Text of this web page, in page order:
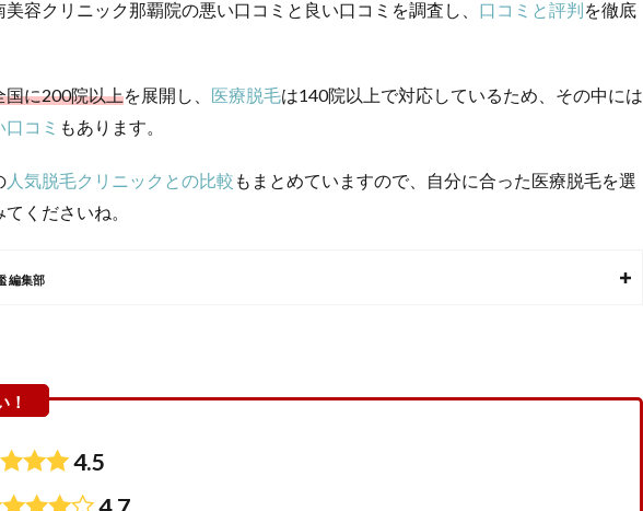
容クリニック那覇院の悪い口コミと良い口コミを調査し、 口コミと評判を徹底
国に200院以上を展開し、 医療脱毛は140院以上で対応しているため、その中には
口コミ もあります。
人気脱毛クリニックとの比較 もまとめていますので、自分に合った医療脱毛を選
くださいね。
編集部
4.5